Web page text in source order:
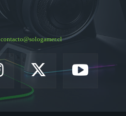
contacto@sologamer.cl